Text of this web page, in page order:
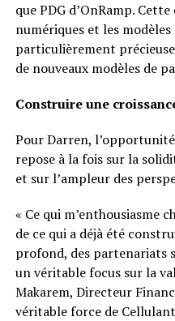
que PDG d’OnRamp.
numériques et les
particulièrement
de nouveaux modèles de
Construire une
Pour Darren,
repose à la fois sur la
et sur l’ampleur des
« Ce qui m’enthousiasme
de ce qui a déjà été
profond, des partenariats
un véritable focus sur la
Makarem, Directeur
véritable force de